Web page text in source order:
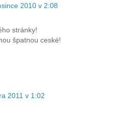
2010 v 2:08
stránky!
špatnou ceské!
2011 v 1:02